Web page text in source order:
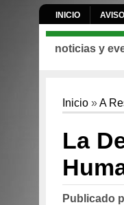
INICIO
noticias y
Inicio»A
La
Publicado